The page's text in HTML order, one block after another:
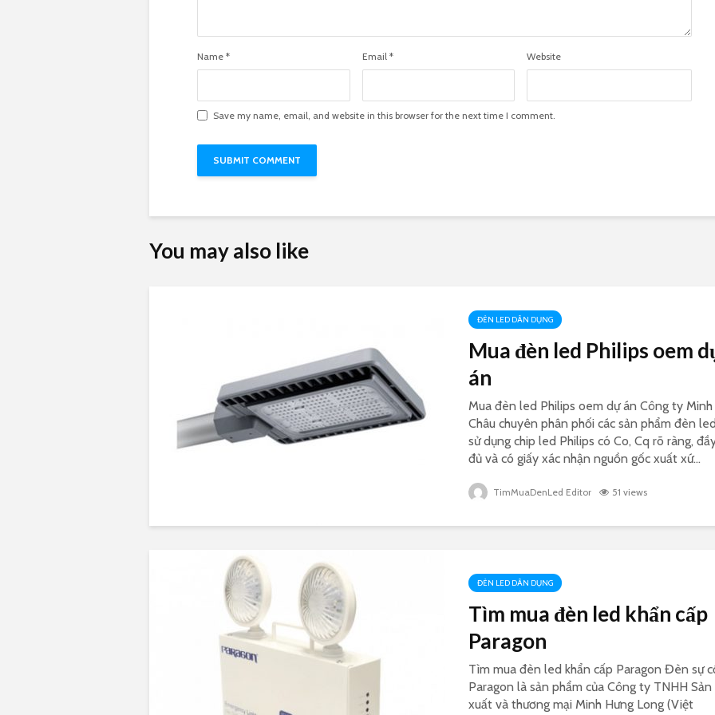
Name * Email * Website
Save my name, email, and website in this browser for the next time I comment.
You may also like
ĐÈN LED DÂN DỤNG
Mua đèn led Philips oem
án
Mua đèn led Philips oem dự án Công ty Minh
Châu chuyên phân phối các sản phẩm đèn
sử dụng chip led Philips có Co, Cq rõ ràng,
đủ và có giấy xác nhận nguồn gốc xuất xứ...
TimMuaDenLed Editor 51 views
ĐÈN LED DÂN DỤNG
Tìm mua đèn led khẩn cấp
Paragon
Tìm mua đèn led khẩn cấp Paragon Đèn sự
Paragon là sản phẩm của Công ty TNHH Sản
xuất và thương mại Minh Hưng Long (Việt